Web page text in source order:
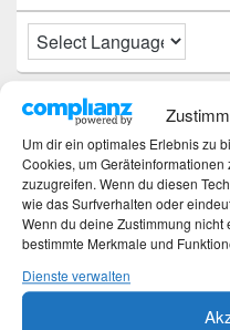
Um dir ein optimales Erlebnis zu
Cookies, um
zuzugreifen. Wenn du diesen
wie das Surfverhalten oder
Wenn du deine Zustimmung
bestimmte Merkmale und
Dienste verwalten
Neueste Beiträge
Hochzeitstage und ihre
Sturz – Nachtrag
Sturz mit Folgen
Gibt es was Neues?
Älter werden